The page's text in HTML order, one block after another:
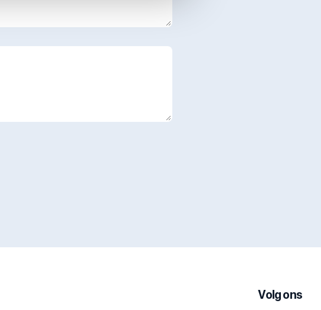
Volg ons